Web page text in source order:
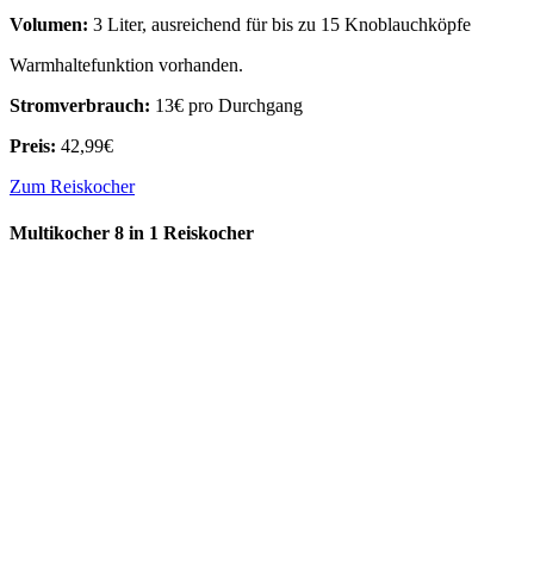
Volumen: 3 Liter, ausreichend für bis zu 15 Knoblauchköpfe
Warmhaltefunktion vorhanden.
Stromverbrauch: 13€ pro Durchgang
Preis: 42,99€
Zum Reiskocher
Multikocher 8 in 1 Reiskocher